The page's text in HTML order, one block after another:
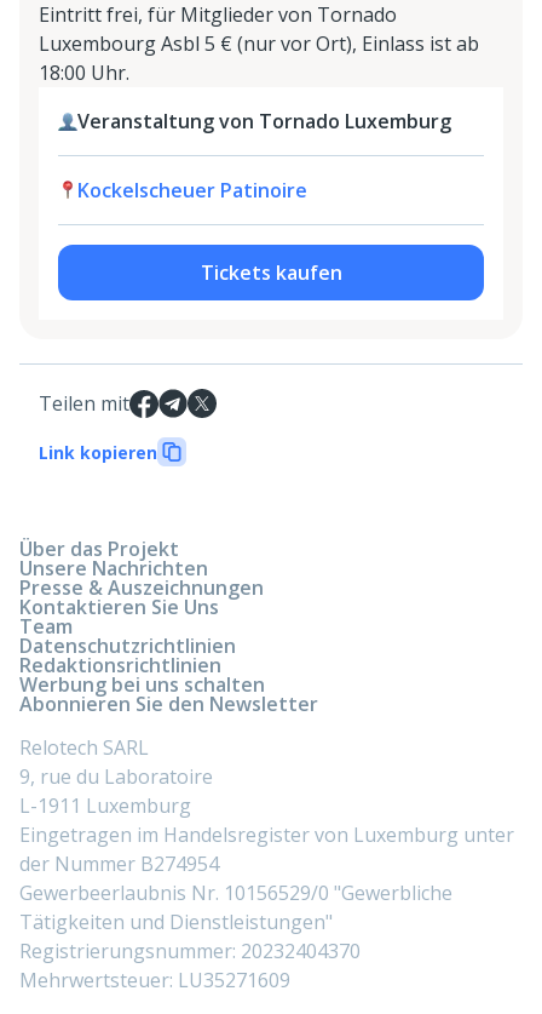
Eintritt frei, für Mitglieder von Tornado
Luxembourg Asbl 5 € (nur vor Ort), Einlass ist ab
18:00 Uhr.
Veranstaltung von Tornado Luxemburg
Kockelscheuer Patinoire
Tickets kaufen
Teilen mit
Link kopieren
Über das Projekt
Unsere Nachrichten
Presse & Auszeichnungen
Kontaktieren Sie Uns
Team
Datenschutzrichtlinien
Redaktionsrichtlinien
Werbung bei uns schalten
Abonnieren Sie den Newsletter
Relotech SARL
9, rue du Laboratoire
L-1911 Luxemburg
Eingetragen im Handelsregister von Luxemburg unter
der Nummer B274954
Gewerbeerlaubnis Nr. 10156529/0 "Gewerbliche
Tätigkeiten und Dienstleistungen"
Registrierungsnummer: 20232404370
Mehrwertsteuer: LU35271609